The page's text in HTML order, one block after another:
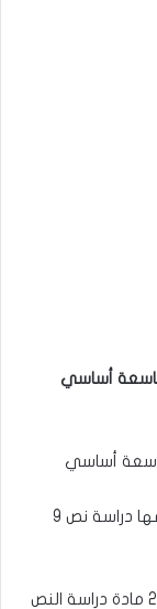
استخراج الحجة المناسبة من النص و تحديد نوعها دراسة نص 9